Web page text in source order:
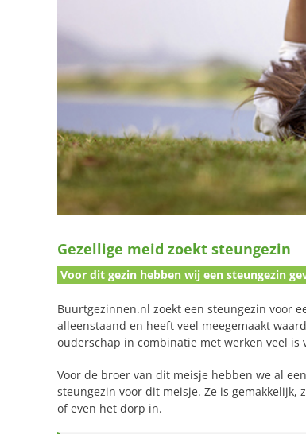
Gezellige meid zoekt steungezin
Voor dit gezin hebben wij een steungezin
Buurtgezinnen.nl zoekt een steungezin voor
alleenstaand en heeft veel meegemaakt
ouderschap in combinatie met werken veel is
Voor de broer van dit meisje hebben we al
steungezin voor dit meisje. Ze is gemakkelijk,
of even het dorp in.